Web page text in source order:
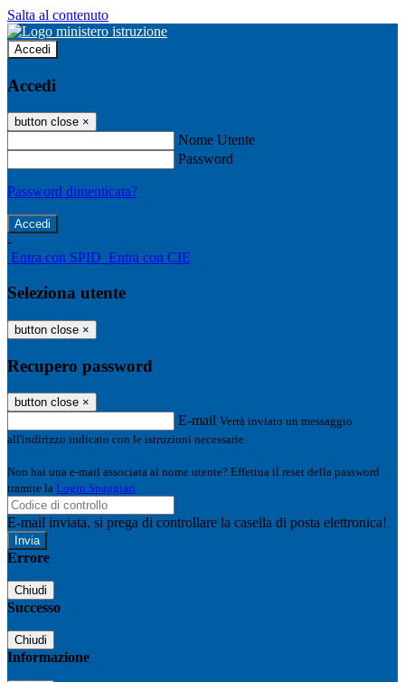
Salta al contenuto
Accedi
Accedi
button close ×
Nome Utente
Password
Password dimenticata?
-
Entra con SPID Entra con CIE
Seleziona utente
button close ×
Recupero password
button close ×
E-mail Verrà inviato un messaggio
all'indirizzo indicato con le istruzioni necessarie.
Non hai una e-mail associata al nome utente? Effettua il reset della password
tramite la Login Spaggiari
E-mail inviata, si prega di controllare la casella di posta elettronica!
Errore
Chiudi
Successo
Chiudi
Informazione